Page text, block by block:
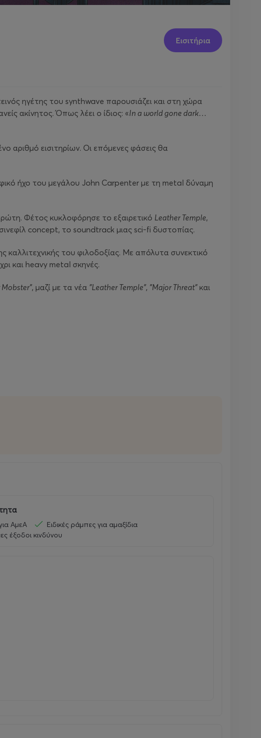
Εισιτήρια
ηγέτης του synthwave παρουσιάζει και στη χώρα
ακίνητος. Όπως λέει ο ίδιος: «In a world gone dark…
αριθμό εισιτηρίων. Οι επόμενες φάσεις θα
ήχο του μεγάλου John Carpenter με τη metal δύναμη
Φέτος κυκλοφόρησε το εξαιρετικό Leather Temple,
concept, το soundtrack μιας sci-fi δυστοπίας.
καλλιτεχνικής του φιλοδοξίας. Με απόλυτα συνεκτικό
και heavy metal σκηνές.
Mobster", μαζί με τα νέα "Leather Temple", "Major Threat"και
της εκδήλωσης.
ΑμεΑ
Ειδικές ράμπες για αμαξίδια
έξοδοι κινδύνου